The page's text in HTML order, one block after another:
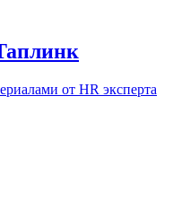
от HR эксперта